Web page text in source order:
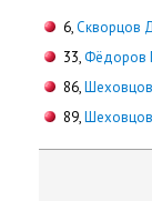
6,Скворцов
33,Фёдоров
86,
89,